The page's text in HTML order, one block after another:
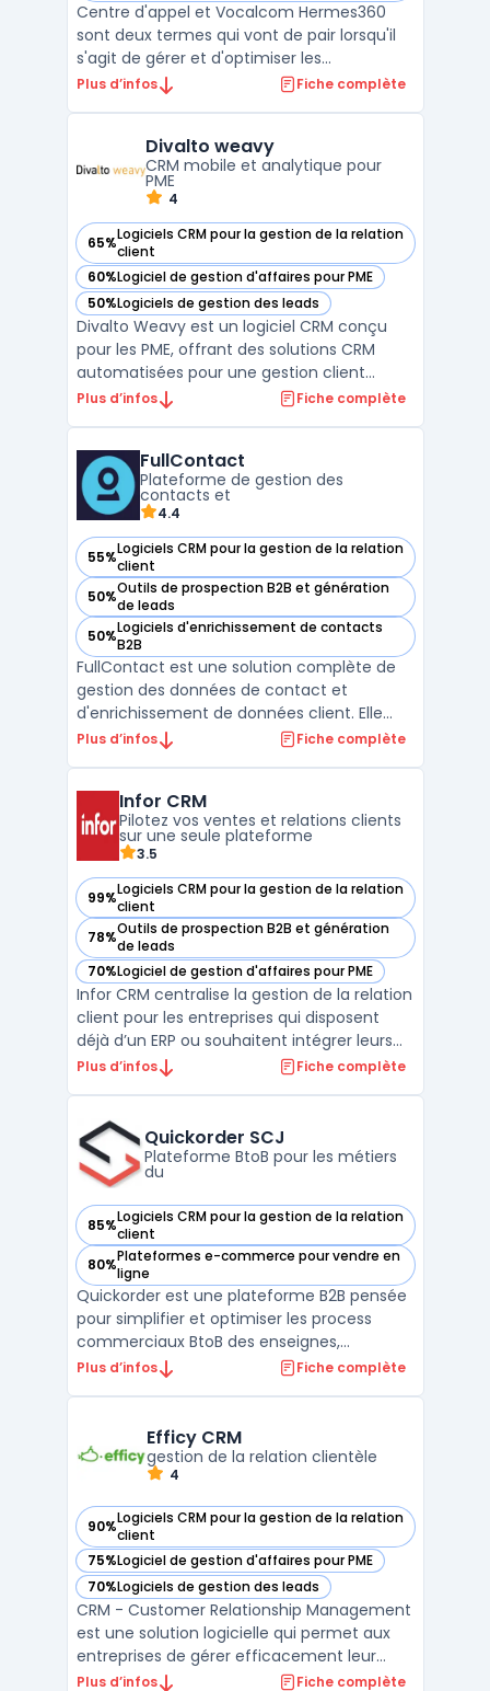
Centre d'appel et Vocalcom Hermes360
sont deux termes qui vont de pair lorsqu'il
s'agit de gérer et d'optimiser les
performances d'un centre d'appel.
permet de gérer l'interaction client dans un
centre d'appel. Elle offre un ...
Plus d’infos Fiche complète
Divalto weavy
CRM mobile et analytique pour
PME
4
65%Logiciels CRM pour la gestion de la relation
client
— voir Divalto weavy dans cette catégorie
60%Logiciel de gestion d'affaires pour PME
— voir Divalto weavy dans cette catégorie
50%Logiciels de gestion des leads
— voir Divalto weavy dans cette catégorie
Divalto Weavy est un logiciel CRM conçu
pour les PME, offrant des solutions CRM
automatisées pour une gestion client
efficace. Il permet une communication
Grâce à ses techniques de gestion et de
suivi des leads, Divalto Weavy ...
Plus d’infos Fiche complète
FullContact
Plateforme de gestion des
contacts et
4.4
55%Logiciels CRM pour la gestion de la relation
client
— voir FullContact dans cette catégorie
50%Outils de prospection B2B et génération
de leads
— voir FullContact dans cette catégorie
50%Logiciels d'enrichissement de contacts
B2B
— voir FullContact dans cette catégorie
FullContact est une solution complète de
gestion des données de contact et
d'enrichissement de données client. Elle
permet aux entreprises de centraliser,
précision des données utilisées pour la
gestion de la relati ...
Plus d’infos Fiche complète
Infor CRM
Pilotez vos ventes et relations clients
sur une seule plateforme
3.5
99%Logiciels CRM pour la gestion de la relation
client
— voir Infor CRM dans cette catégorie
78%Outils de prospection B2B et génération
de leads
— voir Infor CRM dans cette catégorie
70%Logiciel de gestion d'affaires pour PME
— voir Infor CRM dans cette catégorie
Infor CRM centralise la gestion de la relation
client pour les entreprises qui disposent
déjà d’un ERP ou souhaitent intégrer leurs
flux commerciaux et services. Ce logiciel
suivi des clients sur toute la durée du cycl ...
Plus d’infos Fiche complète
Quickorder SCJ
Plateforme BtoB pour les métiers
du
85%Logiciels CRM pour la gestion de la relation
client
— voir Quickorder SCJ dans cette catégorie
80%Plateformes e-commerce pour vendre en
ligne
— voir Quickorder SCJ dans cette catégorie
Quickorder est une plateforme B2B pensée
pour simplifier et optimiser les process
commerciaux BtoB des enseignes,
grossistes, distributeurs et points de vente
application mobile SFA dédiée aux forces
de vente, Quickorder facilite la ...
Plus d’infos Fiche complète
Efficy CRM
gestion de la relation clientèle
4
90%Logiciels CRM pour la gestion de la relation
client
— voir Efficy CRM dans cette catégorie
75%Logiciel de gestion d'affaires pour PME
— voir Efficy CRM dans cette catégorie
70%Logiciels de gestion des leads
— voir Efficy CRM dans cette catégorie
CRM - Customer Relationship Management
est une solution logicielle qui permet aux
entreprises de gérer efficacement leur
relation client. Efficy CRM est l’un des
Plus d’infos Fiche complète